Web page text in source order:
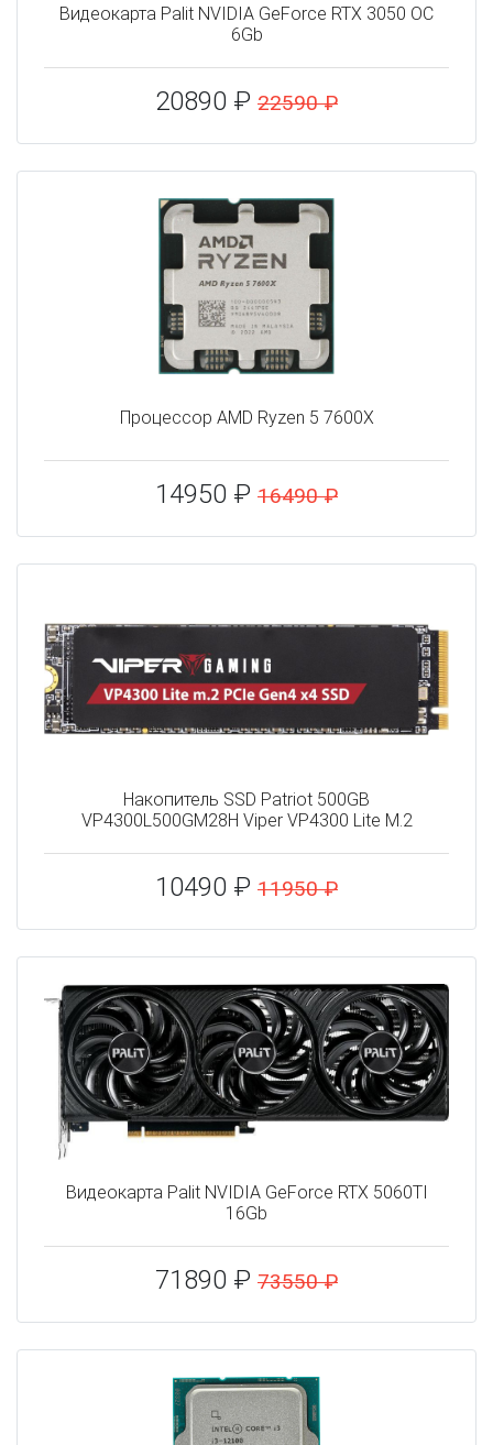
Видеокарта Palit NVIDIA GeForce RTX 3050 OC
6Gb
20890 ₽ 22590 ₽
Процессор AMD Ryzen 5 7600X
14950 ₽ 16490 ₽
Накопитель SSD Patriot 500GB
VP4300L500GM28H Viper VP4300 Lite M.2
10490 ₽ 11950 ₽
Видеокарта Palit NVIDIA GeForce RTX 5060TI
16Gb
71890 ₽ 73550 ₽